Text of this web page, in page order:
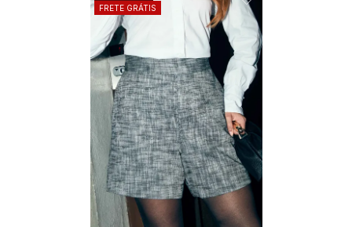
FRETE GRÁTIS